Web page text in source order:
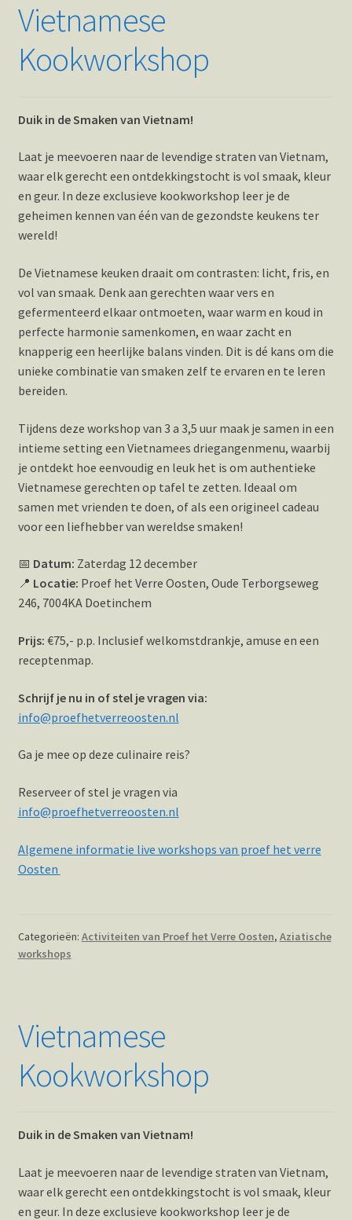
Hotspots en blogs
UIT-agenda
Vietnamese
Kookworkshop
Duik in de Smaken van Vietnam!
Laat je meevoeren naar de levendige straten van Vietnam,
waar elk gerecht een ontdekkingstocht is vol smaak, kleur
en geur. In deze exclusieve kookworkshop leer je de
geheimen kennen van één van de gezondste keukens ter
wereld!
De Vietnamese keuken draait om contrasten: licht, fris, en
vol van smaak. Denk aan gerechten waar vers en
gefermenteerd elkaar ontmoeten, waar warm en koud in
perfecte harmonie samenkomen, en waar zacht en
knapperig een heerlijke balans vinden. Dit is dé kans om die
unieke combinatie van smaken zelf te ervaren en te leren
bereiden.
Tijdens deze workshop van 3 a 3,5 uur maak je samen in een
intieme setting een Vietnamees driegangenmenu, waarbij
je ontdekt hoe eenvoudig en leuk het is om authentieke
Vietnamese gerechten op tafel te zetten. Ideaal om
samen met vrienden te doen, of als een origineel cadeau
voor een liefhebber van wereldse smaken!
📅 Datum: Zaterdag 12 december
📍 Locatie: Proef het Verre Oosten, Oude Terborgseweg
246, 7004KA Doetinchem
Prijs: €75,- p.p. Inclusief welkomstdrankje, amuse en een
receptenmap.
Schrijf je nu in of stel je vragen via:
info@proefhetverreoosten.nl
Ga je mee op deze culinaire reis?
Reserveer of stel je vragen via
info@proefhetverreoosten.nl
Algemene informatie live workshops van proef het verre
Oosten
Categorieën: Activiteiten van Proef het Verre Oosten, Aziatische
workshops
Vietnamese
Kookworkshop
Duik in de Smaken van Vietnam!
Laat je meevoeren naar de levendige straten van Vietnam,
waar elk gerecht een ontdekkingstocht is vol smaak, kleur
en geur. In deze exclusieve kookworkshop leer je de